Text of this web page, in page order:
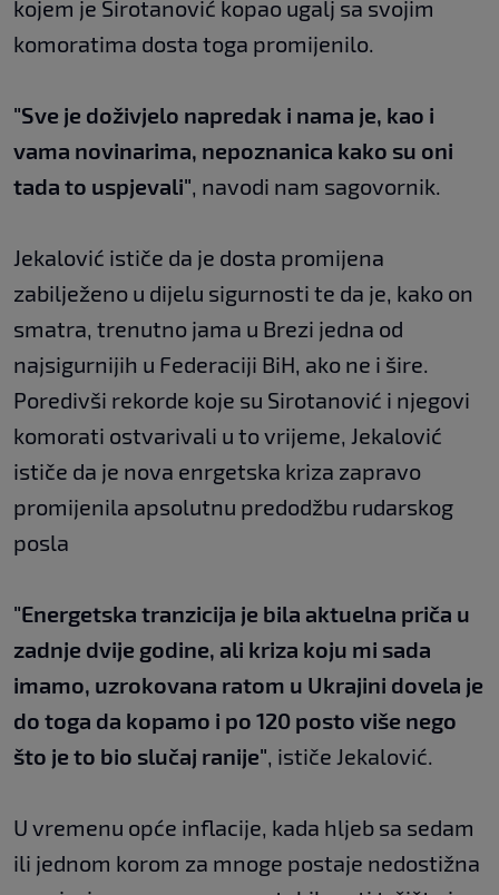
kojem je Sirotanović kopao ugalj sa svojim
komoratima dosta toga promijenilo.
"Sve je doživjelo napredak i nama je, kao i
vama novinarima, nepoznanica kako su oni
tada to uspjevali", navodi nam sagovornik.
Jekalović ističe da je dosta promijena
zabilježeno u dijelu sigurnosti te da je, kako on
smatra, trenutno jama u Brezi jedna od
najsigurnijih u Federaciji BiH, ako ne i šire.
Poredivši rekorde koje su Sirotanović i njegovi
komorati ostvarivali u to vrijeme, Jekalović
ističe da je nova enrgetska kriza zapravo
promijenila apsolutnu predodžbu rudarskog
posla
"Energetska tranzicija je bila aktuelna priča u
zadnje dvije godine, ali kriza koju mi sada
imamo, uzrokovana ratom u Ukrajini dovela je
do toga da kopamo i po 120 posto više nego
što je to bio slučaj ranije", ističe Jekalović.
U vremenu opće inflacije, kada hljeb sa sedam
ili jednom korom za mnoge postaje nedostižna